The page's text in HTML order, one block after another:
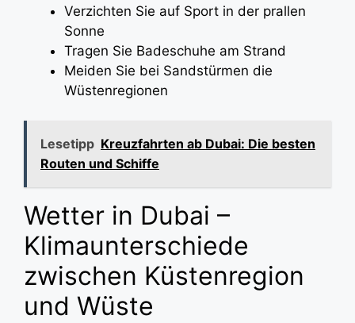
Verzichten Sie auf Sport in der prallen
Sonne
Tragen Sie Badeschuhe am Strand
Meiden Sie bei Sandstürmen die
Wüstenregionen
Lesetipp Kreuzfahrten ab Dubai: Die besten
Routen und Schiffe
Wetter in Dubai –
Klimaunterschiede
zwischen Küstenregion
und Wüste